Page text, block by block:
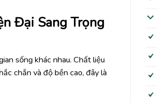
Đại Sang Trọng
sống khác nhau. Chất liệu
chắn và độ bền cao, đây là